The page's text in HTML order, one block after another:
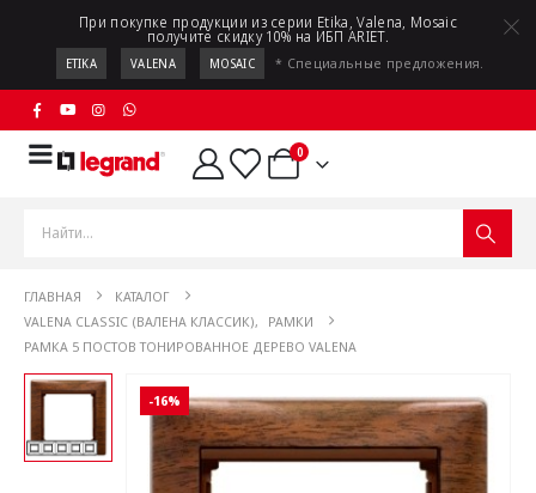
При покупке продукции из серии Etika, Valena, Mosaic
получите скидку 10% на ИБП ARIET.
ETIKA VALENA MOSAIC * Специальные предложения.
0
ГЛАВНАЯ
КАТАЛОГ
VALENA CLASSIC (ВАЛЕНА КЛАССИК),
РАМКИ
РАМКА 5 ПОСТОВ ТОНИРОВАННОЕ ДЕРЕВО VALENA
-16%